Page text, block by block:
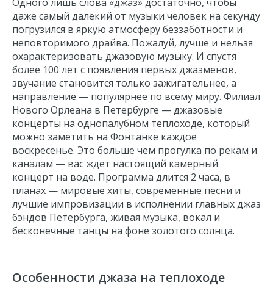
даже самый далекий от музыки человек на секунду
погрузился в яркую атмосферу беззаботности и
неповторимого драйва. Пожалуй, лучше и нельзя
охарактеризовать джазовую музыку. И спустя
более 100 лет с появления первых джазменов,
звучание становится только зажигательнее, а
направление — популярнее по всему миру. Филиал
Нового Орлеана в Петербурге — джазовые
концерты на однопалубном теплоходе, который
можно заметить на Фонтанке каждое
воскресенье. Это больше чем прогулка по рекам и
каналам — вас ждет настоящий камерный
концерт на воде. Программа длится 2 часа, в
планах — мировые хиты, современные песни и
лучшие импровизации в исполнении главных джаз
бэндов Петербурга, живая музыка, вокал и
бесконечные танцы на фоне золотого солнца.
Особенности джаза на теплоходе